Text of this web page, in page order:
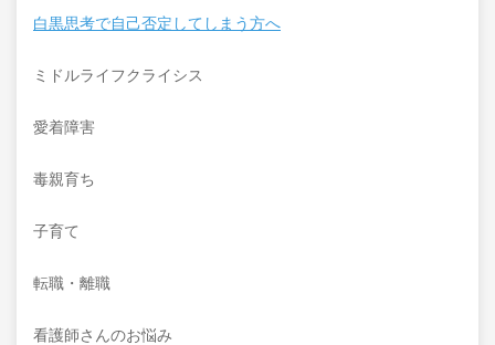
白黒思考で自己否定してしまう方へ
ミドルライフクライシス
愛着障害
毒親育ち
子育て
転職・離職
看護師さんのお悩み